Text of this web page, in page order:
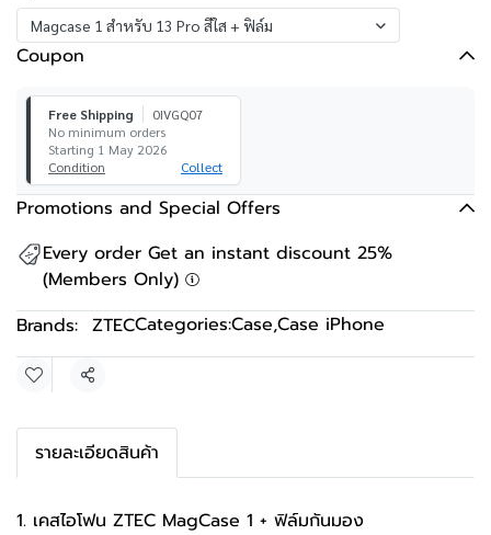
Magcase 1 สำหรับ 13 Pro สีใส + ฟิล์ม
Coupon
Free Shipping
0IVGQ07
No minimum orders
Starting 1 May 2026
Condition
Collect
Promotions and Special Offers
Every order Get an instant discount 25%
(Members Only)
Brands: ZTECCategories:Case,Case iPhone
Share
รายละเอียดสินค้า
1. เคสไอโฟน ZTEC MagCase 1 + ฟิล์มกันมอง